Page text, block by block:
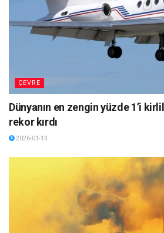
ÇEVRE
Dünyanın en zengin yüzde 1’i
rekor kırdı
2026-01-13